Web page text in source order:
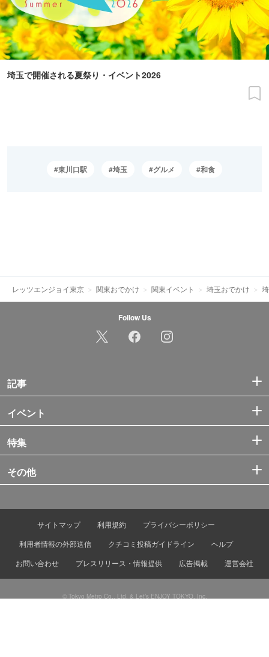
埼玉で開催される夏祭り・イベント2026
東川口駅 埼玉 グルメ 和食
レッツエンジョイ東京 関東おでかけ 関東イベント 埼玉おでかけ
Follow Us
記事
イベント
特集
その他
サイトマップ 利用規約
プライバシーポリシー
利用者情報の外部送信
クチコミ投稿ガイドライン
ヘルプ
お問い合わせ
プレスリリース・情報提供 広告掲載 運営会社
© Tokyo Metro Co., Ltd. & Let’s ENJOY TOKYO, Inc.